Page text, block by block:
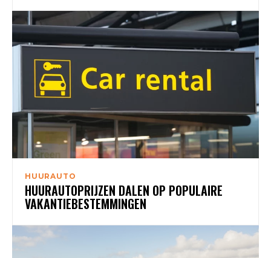
HUURAUTO
HUURAUTOPRIJZEN DALEN OP POPULAIRE
VAKANTIEBESTEMMINGEN